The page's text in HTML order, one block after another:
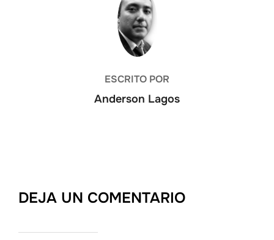
ESCRITO POR
Anderson Lagos
DEJA UN COMENTARIO